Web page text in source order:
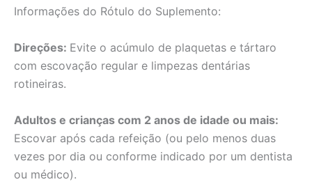
Informações do Rótulo do Suplemento:
Direções: Evite o acúmulo de plaquetas e tártaro
com escovação regular e limpezas dentárias
rotineiras.
Adultos e crianças com 2 anos de idade ou mais:
Escovar após cada refeição (ou pelo menos duas
vezes por dia ou conforme indicado por um dentista
ou médico).